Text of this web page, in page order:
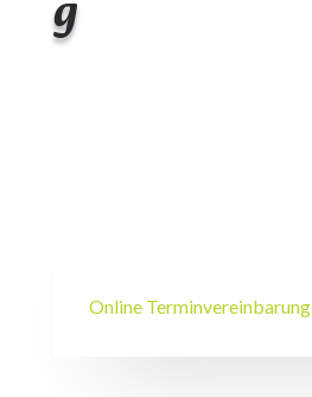
g
Online Terminvereinbarung